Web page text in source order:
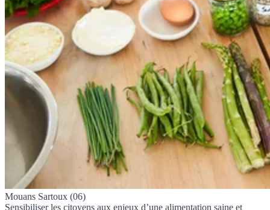
Mouans Sartoux (06)
Sensibiliser les citoyens aux enjeux d’une alimentation saine et